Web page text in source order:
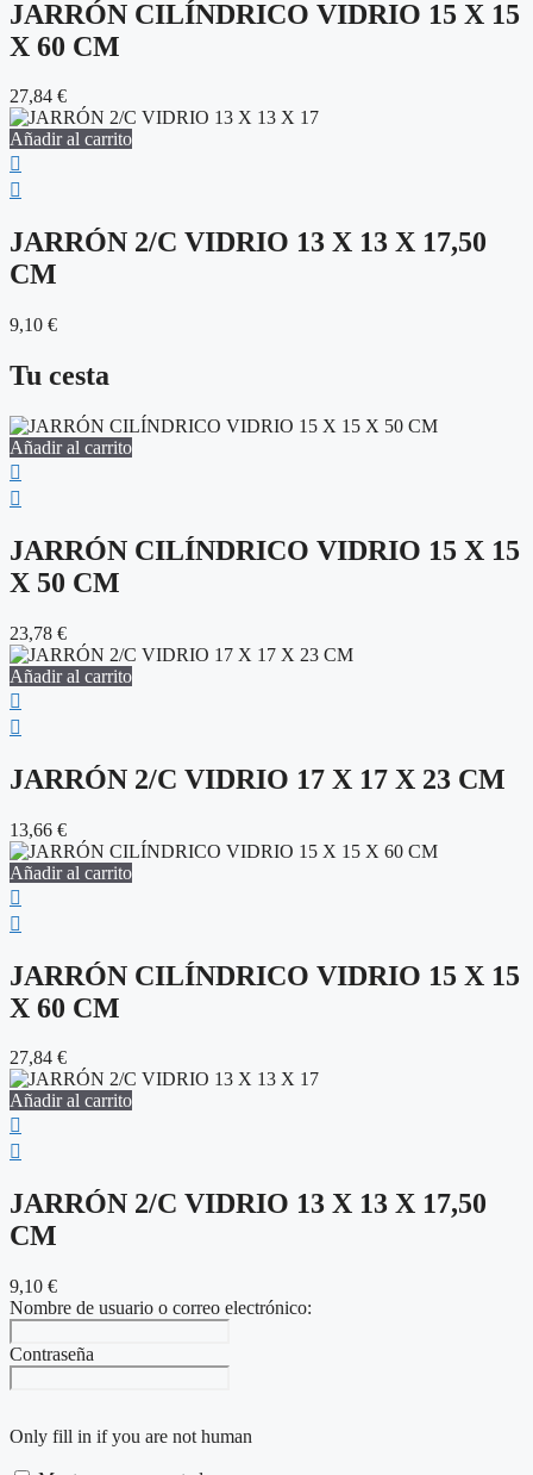
JARRÓN CILÍNDRICO VIDRIO 15 X 15
X 60 CM
27,84 €
Añadir al carrito
JARRÓN 2/C VIDRIO 13 X 13 X 17,50
CM
9,10 €
Tu cesta
Añadir al carrito
JARRÓN CILÍNDRICO VIDRIO 15 X 15
X 50 CM
23,78 €
Añadir al carrito
JARRÓN 2/C VIDRIO 17 X 17 X 23 CM
13,66 €
Añadir al carrito
JARRÓN CILÍNDRICO VIDRIO 15 X 15
X 60 CM
27,84 €
Añadir al carrito
JARRÓN 2/C VIDRIO 13 X 13 X 17,50
CM
9,10 €
Nombre de usuario o correo electrónico:
Contraseña
Only fill in if you are not human